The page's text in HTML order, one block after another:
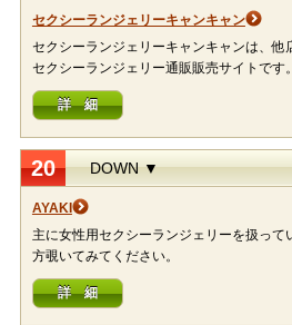
セクシーランジェリーキャンキャン
セクシーランジェリーキャンキャンは、他
セクシーランジェリー通販販売サイトです。
詳 細
20 DOWN ▼
AYAKI
主に女性用セクシーランジェリーを扱っ
方覗いてみてください。
詳 細